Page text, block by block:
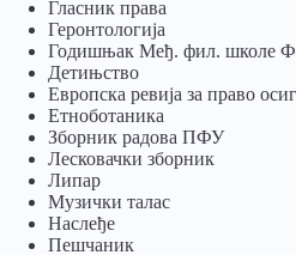
Гласник права
Геронтологија
Годишњак Међ. фил. школе
Детињство
Европска ревија за право
Eтноботаника
Зборник радова ПФУ
Лесковачки зборник
Липар
Музички талас
Наслеђе
Пешчаник